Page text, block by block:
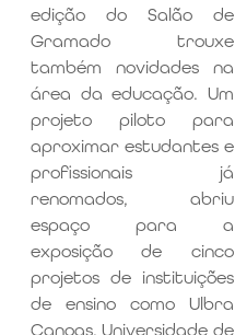
edição do Salão de
Gramado trouxe
também novidades na
área da educação. Um
projeto piloto para
aproximar estudantes e
profissionais já
renomados, abriu
espaço para a
exposição de cinco
projetos de instituições
de ensino como Ulbra
Canoas, Universidade de